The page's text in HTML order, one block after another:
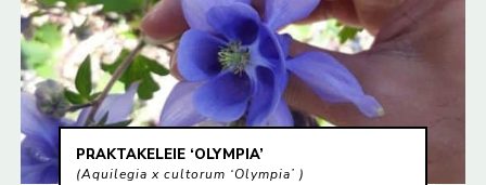
PRAKTAKELEIE ‘OLYMPIA’
Aquilegia x cultorum ‘Olympia’